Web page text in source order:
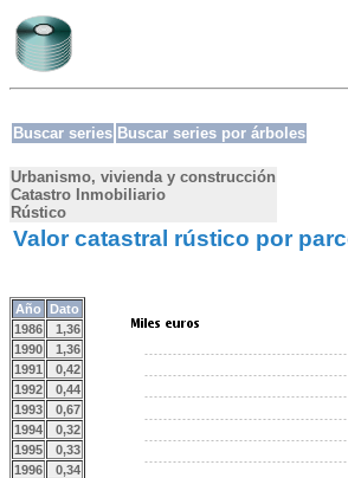
Buscar series Buscar series por árboles
Urbanismo, vivienda y construcción
Catastro Inmobiliario
Rústico
Valor catastral rústico por
Año
Dato
1986
1,36
1990
1,36
1991
0,42
1992
0,44
1993
0,67
1994
0,32
1995
0,33
1996
0,34